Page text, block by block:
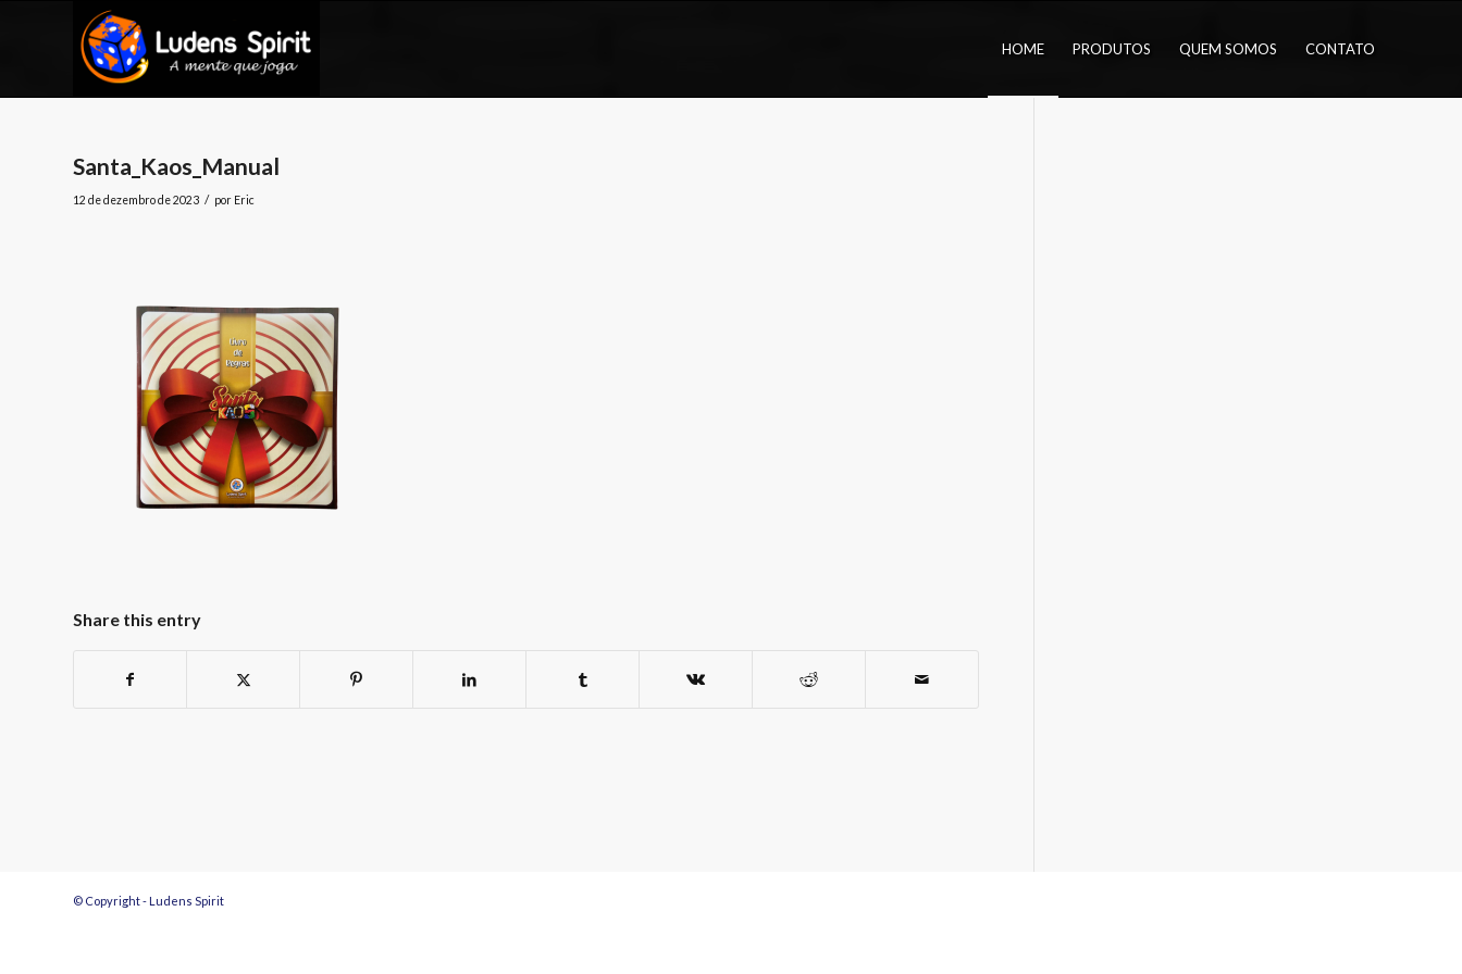
HOME PRODUTOS QUEM SOMOS CONTATO
Santa_Kaos_Manual
12 de dezembro de 2023 / por Eric
Share this entry
© Copyright - Ludens Spirit